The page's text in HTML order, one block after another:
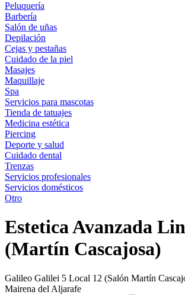
Peluquería
Barbería
Salón de uñas
Depilación
Cejas y pestañas
Cuidado de la piel
Masajes
Maquillaje
Spa
Servicios para mascotas
Tienda de tatuajes
Medicina estética
Piercing
Deporte y salud
Cuidado dental
Trenzas
Servicios profesionales
Servicios domésticos
Otro
Estetica Avanzada
(Martín Cascajosa)
Galileo Galilei 5 Local 12 (Salón Martín
Mairena del Aljarafe